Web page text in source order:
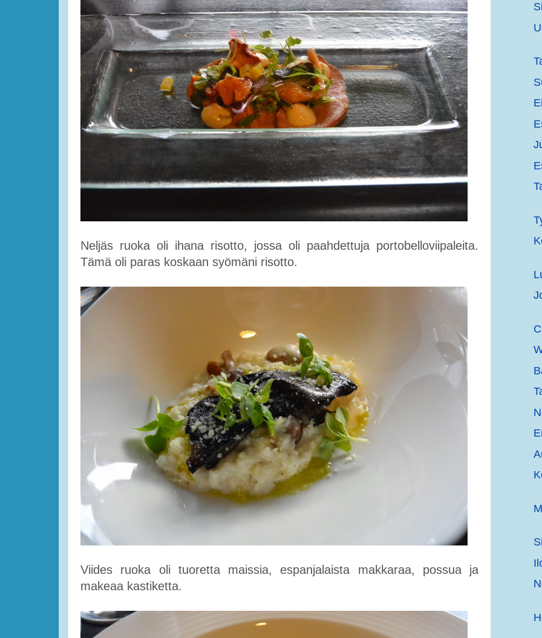
Neljäs ruoka oli ihana risotto, jossa oli paahdettuja portobelloviipaleita.
Tämä oli paras koskaan syömäni risotto.
Viides ruoka oli tuoretta maissia, espanjalaista makkaraa, possua ja
makeaa kastiketta.